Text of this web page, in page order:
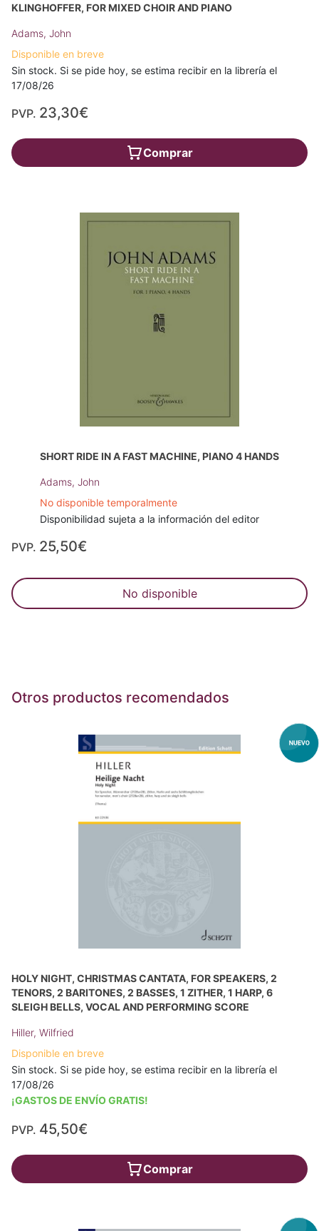
KLINGHOFFER, FOR MIXED CHOIR AND PIANO
Adams, John
Disponible en breve
Sin stock. Si se pide hoy, se estima recibir en la librería el
17/08/26
PVP. 23,30€
Comprar
SHORT RIDE IN A FAST MACHINE, PIANO 4 HANDS
Adams, John
No disponible temporalmente
Disponibilidad sujeta a la información del editor
PVP. 25,50€
No disponible
Otros productos recomendados
HOLY NIGHT, CHRISTMAS CANTATA, FOR SPEAKERS, 2
TENORS, 2 BARITONES, 2 BASSES, 1 ZITHER, 1 HARP, 6
SLEIGH BELLS, VOCAL AND PERFORMING SCORE
Hiller, Wilfried
Disponible en breve
Sin stock. Si se pide hoy, se estima recibir en la librería el
17/08/26
¡GASTOS DE ENVÍO GRATIS!
PVP. 45,50€
Comprar